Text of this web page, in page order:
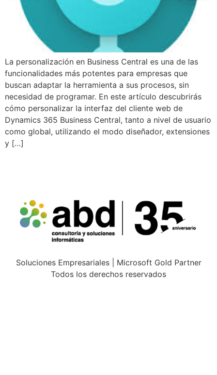
La personalización en Business Central es una de las
funcionalidades más potentes para empresas que
buscan adaptar la herramienta a sus procesos, sin
necesidad de programar. En este artículo descubrirás
cómo personalizar la interfaz del cliente web de
Dynamics 365 Business Central, tanto a nivel de usuario
como global, utilizando el modo diseñador, extensiones
y […]
Soluciones Empresariales | Microsoft Gold Partner
Todos los derechos reservados